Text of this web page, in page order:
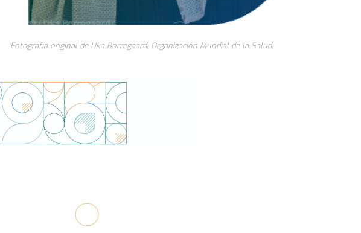
Fotografía original de Uka Borregaard, Organización Mundial de la Salud.